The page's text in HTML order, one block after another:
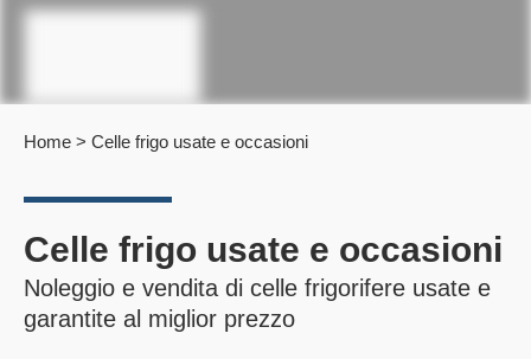
Home > Celle frigo usate e occasioni
Celle frigo usate e occasioni
Noleggio e vendita di celle frigorifere usate e
garantite al miglior prezzo